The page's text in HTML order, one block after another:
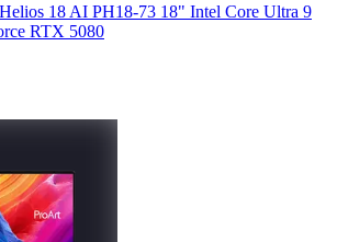
18 AI PH18-73 18" Intel Core Ultra 9
RTX 5080